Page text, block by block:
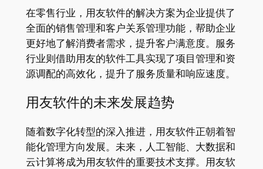
在零售行业，用友软件的解决方案为企业提供了
全面的销售管理和客户关系管理功能，帮助企业
更好地了解消费者需求，提升客户满意度。服务
行业则借助用友的软件工具实现了项目管理和资
源调配的高效化，提升了服务质量和响应速度。
用友软件的未来发展趋势
随着数字化转型的深入推进，用友软件正朝着智
能化管理方向发展。未来，人工智能、大数据和
云计算将成为用友软件的重要技术支撑。用友软